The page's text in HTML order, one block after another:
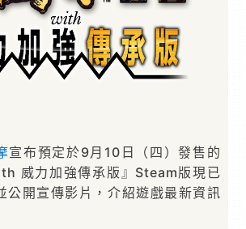
宣布預定於9月10日（四）發售的
威力加強傳承版』Steam版現已
公開宣傳影片，介紹遊戲最新資訊